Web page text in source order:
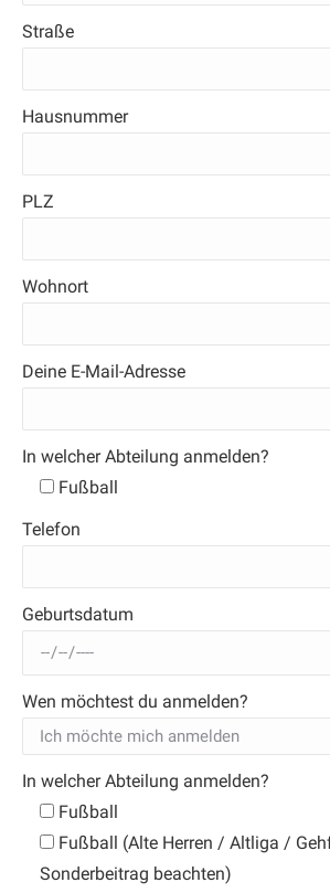
Straße
Hausnummer
PLZ
Wohnort
Deine E-Mail-Adresse
In welcher Abteilung anmelden?
Fußball
Telefon
Geburtsdatum
Wen möchtest du anmelden?
In welcher Abteilung anmelden?
Fußball
Fußball (Alte Herren / Altliga /
Sonderbeitrag beachten)